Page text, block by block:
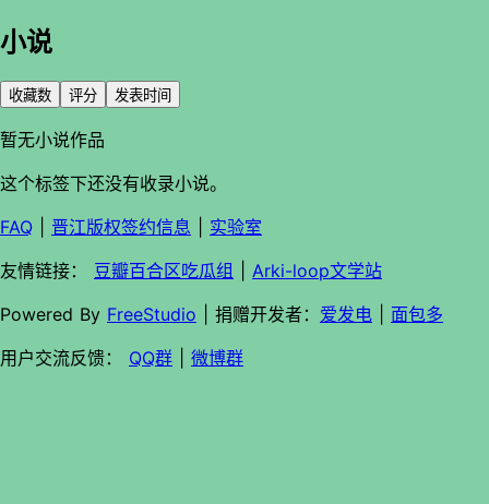
小说
收藏数 评分 发表时间
暂无小说作品
这个标签下还没有收录小说。
FAQ
晋江版权签约信息
实验室
友情链接： 豆瓣百合区吃瓜组
Arki-loop文学站
Powered By FreeStudio | 捐赠开发者： 爱发电
面包多
用户交流反馈： QQ群 微博群